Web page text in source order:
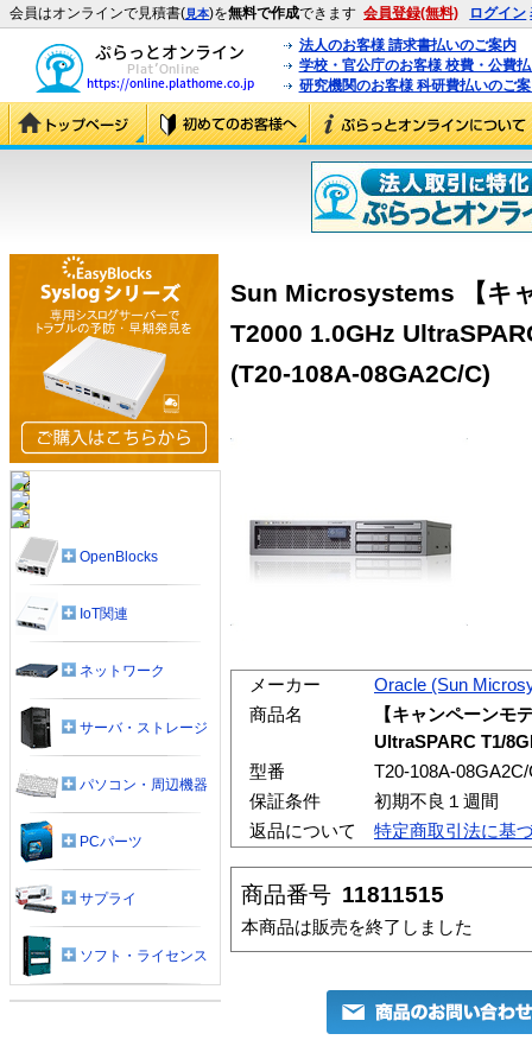
会員はオンラインで見積書(見本)を無料で作成できます 会員登録(無料) ログイン
法人のお客様 請求書払いのご案内
学校・官公庁のお客様 校費・公費
研究機関のお客様 科研費払いのご
Sun Microsystems 【キ
T2000 1.0GHz
(T20-108A-08GA2C/C)
メーカー
Oracle (Sun
商品名
【キャンペーンモ
UltraSPARC T1/
型番
T20-108A-08GA2C/
保証条件
初期不良１週間
返品について
特定商取引法に基
商品番号 11811515
本商品は販売を終了しました
OpenBlocks
IoT関連
ネットワーク
サーバ・ストレージ
パソコン・周辺機器
PCパーツ
サプライ
ソフト・ライセンス